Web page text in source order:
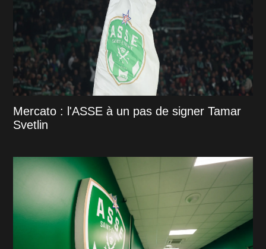
Mercato : l'ASSE à un pas de signer Tamar
Svetlin